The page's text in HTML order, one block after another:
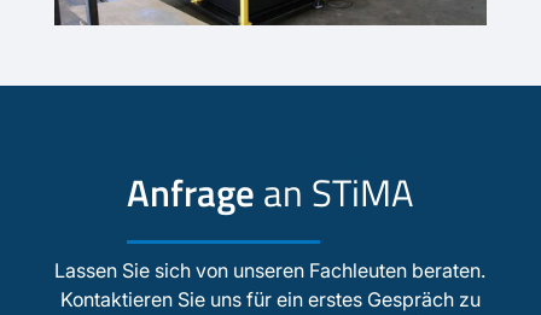
Anfragean STiMA
Lassen Sie sich von unseren Fachleuten beraten.
Kontaktieren Sie uns für ein erstes Gespräch zu